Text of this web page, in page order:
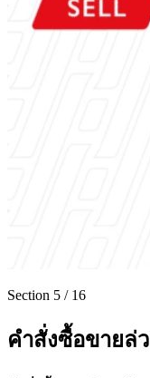
Section 5 / 16
คำสั่งซื้อขายล่